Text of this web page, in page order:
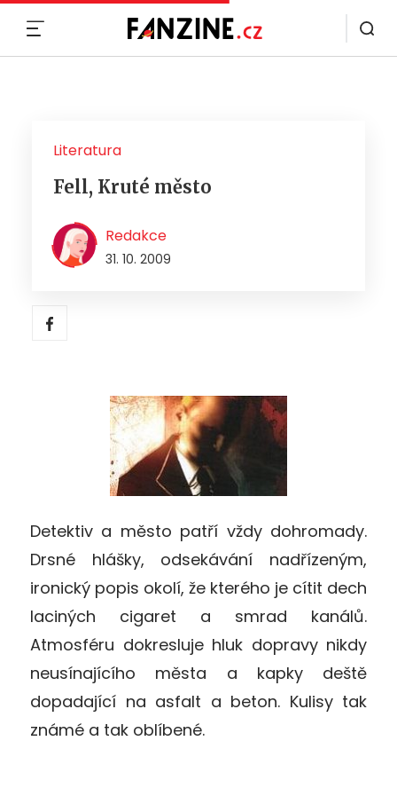
Literatura
Fell, Kruté město
Redakce
31. 10. 2009
Detektiv a město patří vždy dohromady.
Drsné hlášky, odsekávání nadřízeným,
ironický popis okolí, že kterého je cítit dech
laciných cigaret a smrad kanálů.
Atmosféru dokresluje hluk dopravy nikdy
neusínajícího města a kapky deště
dopadající na asfalt a beton. Kulisy tak
známé a tak oblíbené.